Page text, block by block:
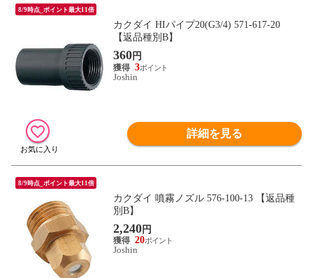
8/9時点_ポイント最大11倍
カクダイ HIパイプ20(G3/4) 571-617-20
【返品種別B】
360円
3
Joshin
詳細を見る
8/9時点_ポイント最大11倍
カクダイ 噴霧ノズル 576-100-13 【返品種
別B】
2,240円
20
Joshin